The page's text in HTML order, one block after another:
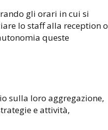
gli orari in cui si
lo staff alla reception o
queste
sulla loro aggregazione,
e attività,